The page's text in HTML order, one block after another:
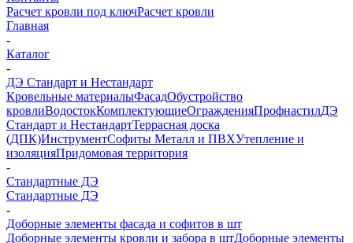
Расчет кровли под ключРасчет кровли
Главная
-
Каталог
-
ДЭ Стандарт и Нестандарт
Кровельные материалыФасадОбустройство
кровлиВодостокКомплектующиеОгражденияПрофнастилДЭ
Стандарт и НестандартТеррасная доска
(ДПК)ИнструментСофиты Металл и ПВХУтепление и
изоляцияПридомовая территория
-
Стандартные ДЭ
Стандартные ДЭ
-
Доборные элементы фасада и софитов в шт
Доборные элементы кровли и забора в штДоборные элементы